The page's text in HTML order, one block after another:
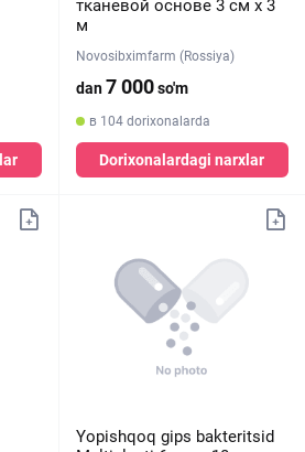
тканевой основе 3 см х 3
м
Novosibximfarm (Rossiya)
dan7 000so'm
в 104 dorixonalarda
Dorixonalardagi narxlar
Yopishqoq gips bakteritsid